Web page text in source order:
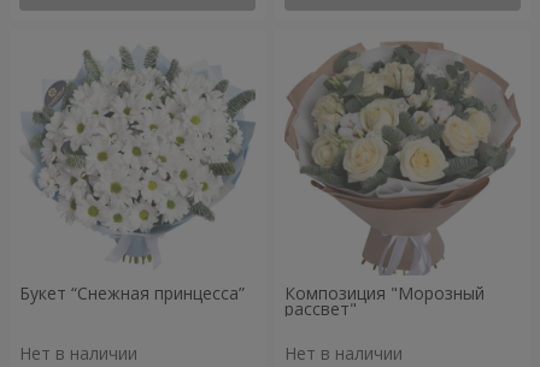
Букет “Снежная принцесса”
Нет в наличии
Композиция "Морозный
рассвет"
Нет в наличии